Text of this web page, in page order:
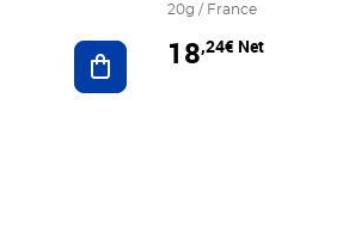
Ajouter au panier
20g / France
18,24€ Net